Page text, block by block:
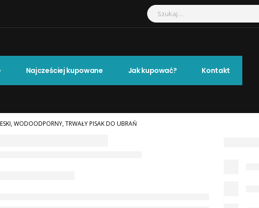
Najcześciej kupowane Jak kupować? Kontakt
WODOODPORNY, TRWAŁY PISAK DO UBRAŃ